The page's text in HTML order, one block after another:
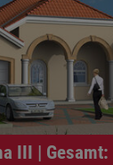
III | Gesamt: